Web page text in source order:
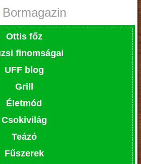
Bormagazin
Ottis főz
finomságai
UFF blog
Grill
Életmód
Csokivilág
Teázó
Fűszerek